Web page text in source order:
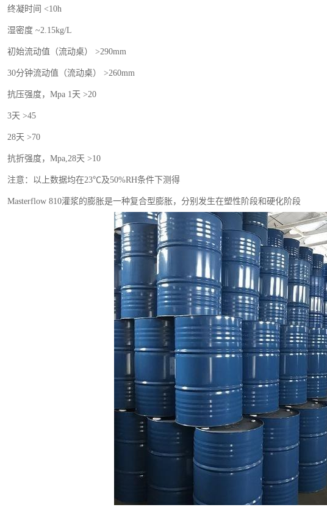
终凝时间 <10h
湿密度 ~2.15kg/L
初始流动值（流动桌） >290mm
30分钟流动值（流动桌） >260mm
抗压强度，Mpa 1天 >20
3天 >45
28天 >70
抗折强度，Mpa,28天 >10
注意：以上数据均在23℃及50%RH条件下测得
Masterflow 810灌浆的膨胀是一种复合型膨胀，分别发生在塑性阶段和硬化阶段